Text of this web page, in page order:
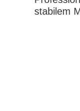
stabilem